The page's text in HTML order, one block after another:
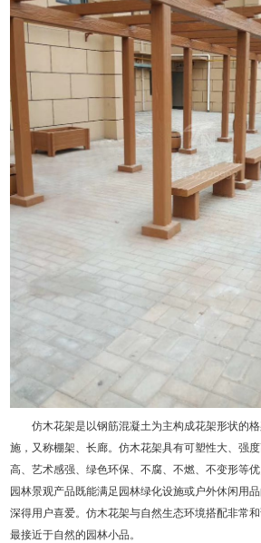
仿木花架是以钢筋混凝土为主构成花架形状的格
施，又称棚架、长廊。仿木花架具有可塑性大、强
高、艺术感强、绿色环保、不腐、不燃、不变形等
园林景观产品既能满足园林绿化设施或户外休闲用
深得用户喜爱。仿木花架与自然生态环境搭配非常
最接近于自然的园林小品。